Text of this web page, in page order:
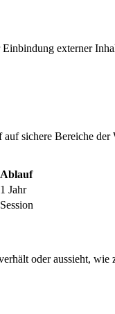
externer
sichere Bereiche der
Ablauf
1 Jahr
Session
oder aussieht,